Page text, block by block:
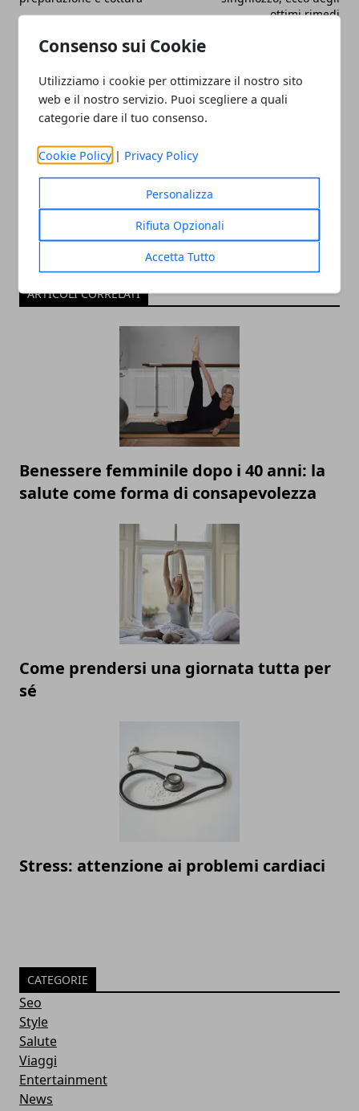
Consenso sui Cookie
Utilizziamo i cookie per ottimizzare il nostro sito
web e il nostro servizio. Puoi scegliere a quali
categorie dare il tuo consenso.
Cookie Policy | Privacy Policy
Personalizza
Rifiuta Opzionali
Accetta Tutto
ottimi rimedi
ARTICOLI CORRELATI
Benessere femminile dopo i 40 anni: la
salute come forma di consapevolezza
Come prendersi una giornata tutta per
sé
Stress: attenzione ai problemi cardiaci
CATEGORIE
Seo
Style
Salute
Viaggi
Entertainment
News